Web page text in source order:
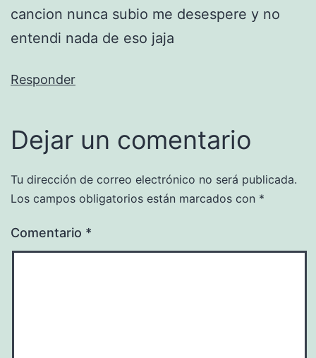
cancion nunca subio me desespere y no
entendi nada de eso jaja
Responder
Dejar un comentario
Tu dirección de correo electrónico no será publicada.
Los campos obligatorios están marcados con *
Comentario *